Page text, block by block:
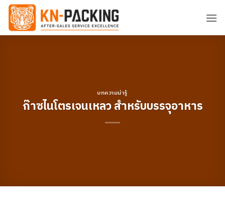
ข้าม
ยัง
บทความน่ารู้
ก๊าซไนโตรเจนเหลว สำหรับบรรจุอาหาร